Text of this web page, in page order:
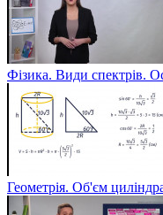
Фізика. Види спектрів.
Геометрія. Об'єм